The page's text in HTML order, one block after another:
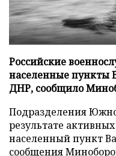
Российские
населенные пункты
ДНР, сообщило
Подразделения
результате
населенный пункт
сообщения